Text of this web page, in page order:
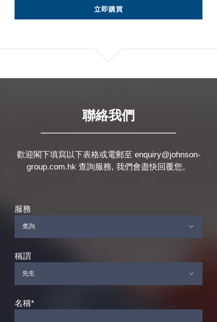
立即購買
聯絡我們
歡迎閣下填寫以下表格或電郵至 enquiry@johnson-
group.com.hk 查詢服務, 我們會盡快回覆您。
服務

稱謂

名稱*